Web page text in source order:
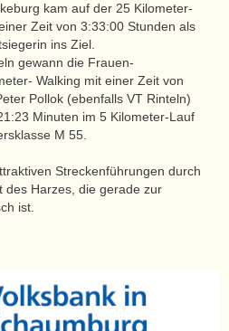
kam auf der 25 Kilometer-
Zeit von 3:33:00 Stunden als
ins Ziel.
gewann die Frauen-
Walking mit einer Zeit von
Pollok (ebenfalls VT Rinteln)
Minuten im 5 Kilometer-Lauf
M 55.
Streckenführungen durch
des Harzes, die gerade zur
ist.